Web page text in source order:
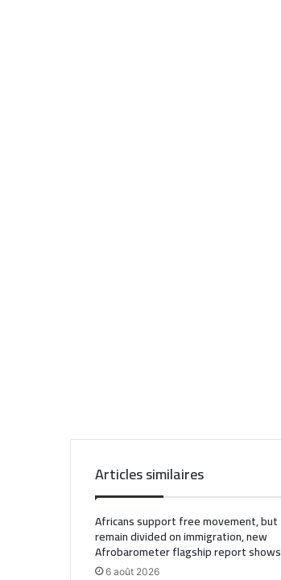
Articles similaires
Africans support free movement, but
remain divided on immigration, new
Afrobarometer flagship report shows
6 août 2026